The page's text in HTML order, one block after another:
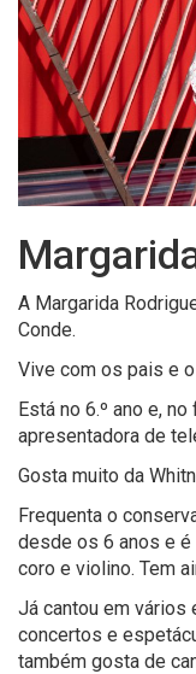
A Margarida
Conde.
Vive com os pais e
Está no 6.º ano e,
apresentadora de
Gosta muito da
Frequenta o
desde os 6 anos e é
coro e violino. Tem
Já cantou em vários
concertos e
também gosta de